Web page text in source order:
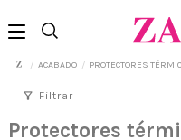
ACABADO PROTECTORES
filter_alt Filtrar
Protectores